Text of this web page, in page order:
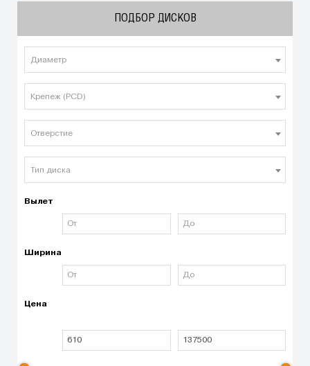
ПОДБОР ДИСКОВ
Диаметр
Крепеж (PCD)
Отверстие
Тип диска
Вылет
Ширина
Цена